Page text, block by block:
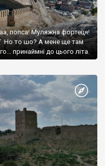
попса! Муляжна фортеця!
Но то шо? А мене ще там
принаймні до цього літа.